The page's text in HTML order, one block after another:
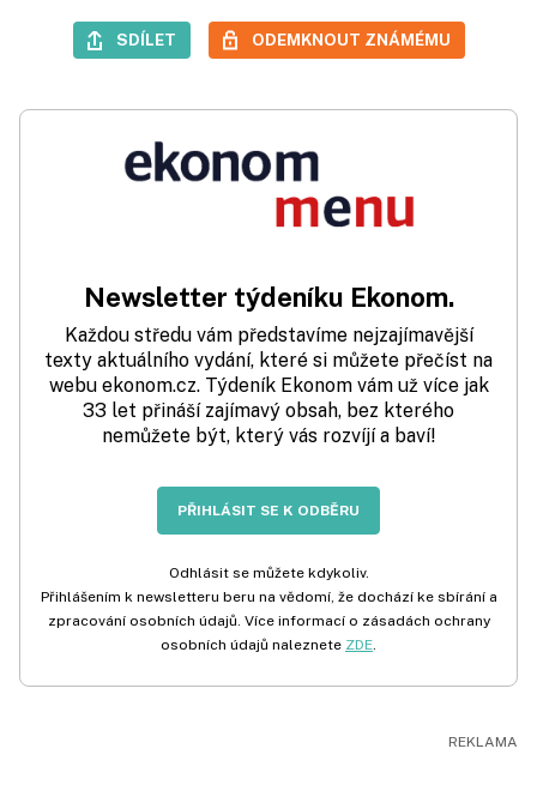
SDÍLET ODEMKNOUT ZNÁMÉMU
Newsletter týdeníku Ekonom.
Každou středu vám představíme nejzajímavější
texty aktuálního vydání, které si můžete přečíst na
webu ekonom.cz. Týdeník Ekonom vám už více jak
33 let přináší zajímavý obsah, bez kterého
nemůžete být, který vás rozvíjí a baví!
PŘIHLÁSIT SE K ODBĚRU
Odhlásit se můžete kdykoliv.
Přihlášením k newsletteru beru na vědomí, že dochází ke sbírání a
zpracování osobních údajů. Více informací o zásadách ochrany
osobních údajů naleznete ZDE.